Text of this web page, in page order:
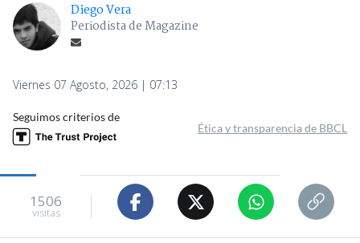
Diego Vera
Periodista de Magazine
Viernes 07 Agosto, 2026 | 07:13
Seguimos criterios de
Ética y transparencia de BBCL
1506
visitas